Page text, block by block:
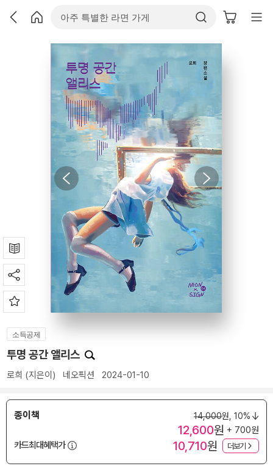
소득공제
투명 공간 앨리스
로희 (지은이) 네오픽션 2024-01-10
종이책 14,000원, 10%
12,600원 + 700원
카드최대혜택가
10,710원 더보기